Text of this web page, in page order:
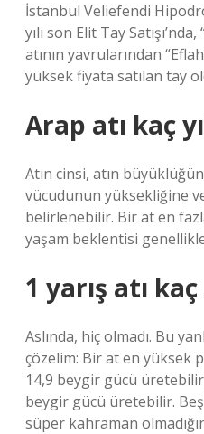
İstanbul Veliefendi
yılı son Elit Tay
atının yavrularından
yüksek fiyata satılan tay
Arap atı kaç
Atın cinsi, atın
vücudunun yüksekliğine
belirlenebilir. Bir at en
yaşam beklentisi genellikle
1 yarış atı
Aslında, hiç olmadı. Bu
çözelim: Bir at en yüksek
14,9 beygir gücü
beygir gücü üretebilir.
süper kahraman